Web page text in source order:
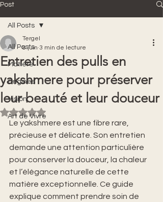
Post
All Posts
Matière
Origines
Vision
Art de Vivre
All Posts
Entretien des pulls en
yakshmere pour préserver
leur beauté et leur douceur
Tergel
8 juin 3 min de lecture
Noté NaN étoiles sur 5.
Le yakshmere est une fibre rare,
précieuse et délicate. Son entretien
demande une attention particulière
pour conserver la douceur, la chaleur
et l’élégance naturelle de cette
matière exceptionnelle. Ce guide
explique comment prendre soin de